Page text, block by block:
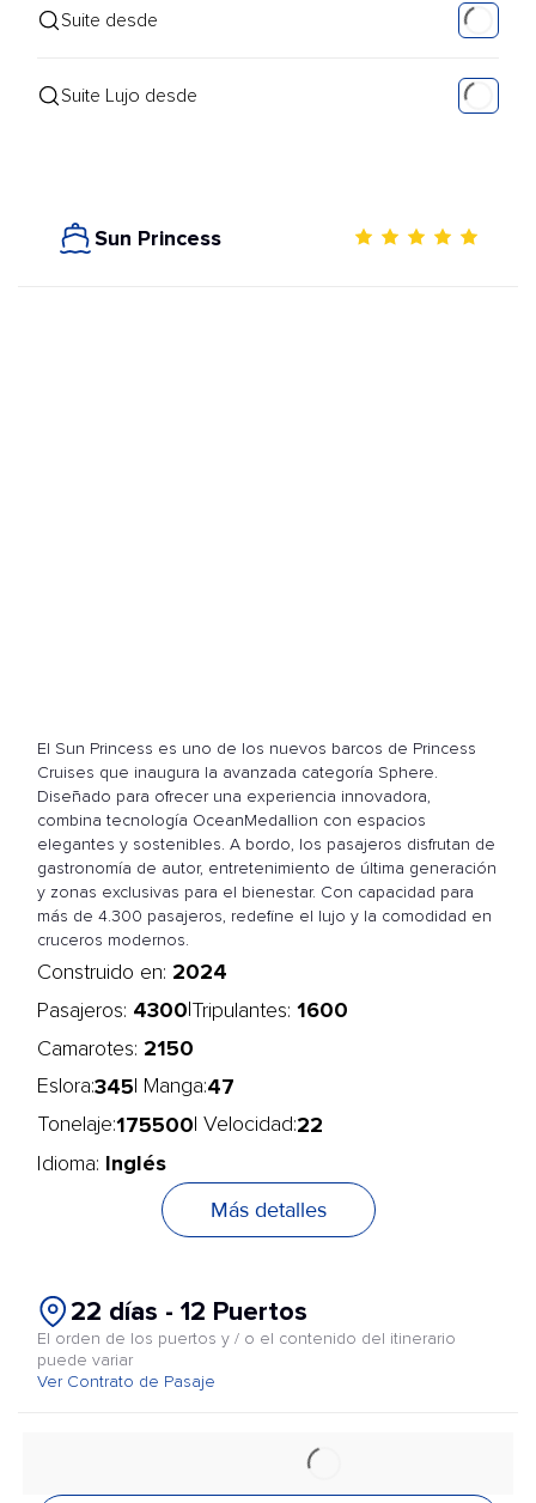
Suite desde
Suite Lujo desde
Sun Princess
El Sun Princess es uno de los nuevos barcos de Princess
Cruises que inaugura la avanzada categoría Sphere.
Diseñado para ofrecer una experiencia innovadora,
combina tecnología OceanMedallion con espacios
elegantes y sostenibles. A bordo, los pasajeros disfrutan de
gastronomía de autor, entretenimiento de última generación
y zonas exclusivas para el bienestar. Con capacidad para
más de 4.300 pasajeros, redefine el lujo y la comodidad en
cruceros modernos.
Construido en: 2024
Pasajeros: 4300 Tripulantes: 1600
Camarotes: 2150
Eslora:345 | Manga:47
Tonelaje:175500 | Velocidad:22
Idioma: Inglés
Más detalles
22 días - 12 Puertos
El orden de los puertos y / o el contenido del itinerario
puede variar
Ver Contrato de Pasaje